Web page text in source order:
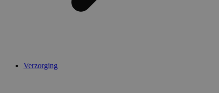
Verzorging